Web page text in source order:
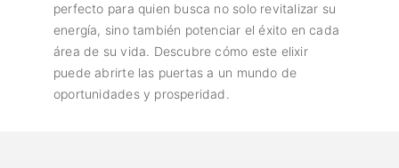
perfecto para quien busca no solo revitalizar su
energía, sino también potenciar el éxito en cada
área de su vida. Descubre cómo este elixir
puede abrirte las puertas a un mundo de
oportunidades y prosperidad.